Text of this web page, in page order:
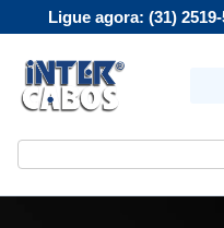
Ligue agora: (31) 2519-